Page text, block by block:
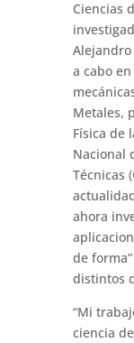
Ciencias
Alejandro
a cabo
Metales,
Física de
Nacional
Técnicas
ahora
de
distintos
“Mi
ciencia